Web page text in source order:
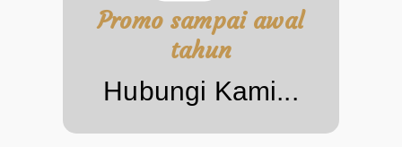
Promo sampai awal
tahun
Hubungi Kami...